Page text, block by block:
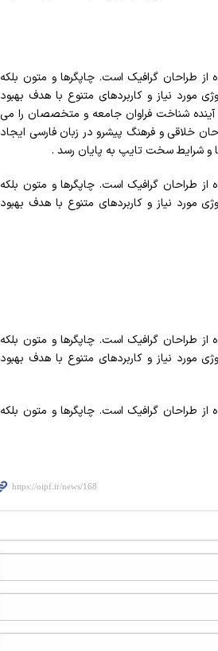
طراحان گرافیک است. چاپگرها و متون بلکه
مورد نیاز و کاربردهای متنوع با هدف بهبود
شناخت فراوان جامعه و متخصصان را می
خلاقی و فرهنگ پیشرو در زبان فارسی ایجاد
و شرایط سخت تایپ به پایان رسد .
از طراحان گرافیک است. چاپگرها و متون بلکه
مورد نیاز و کاربردهای متنوع با هدف بهبود
طراحان گرافیک است. چاپگرها و متون بلکه
مورد نیاز و کاربردهای متنوع با هدف بهبود
طراحان گرافیک است. چاپگرها و متون بلکه